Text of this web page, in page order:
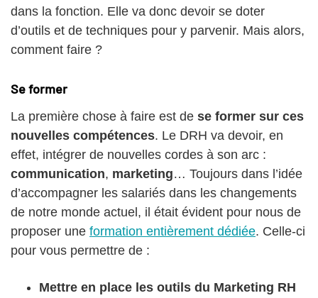
dans la fonction. Elle va donc devoir se doter
d’outils et de techniques pour y parvenir. Mais alors,
comment faire ?
Se former
La première chose à faire est de se former sur ces
nouvelles compétences. Le DRH va devoir, en
effet, intégrer de nouvelles cordes à son arc :
communication, marketing… Toujours dans l’idée
d’accompagner les salariés dans les changements
de notre monde actuel, il était évident pour nous de
proposer une formation entièrement dédiée. Celle-ci
pour vous permettre de :
Mettre en place les outils du Marketing RH